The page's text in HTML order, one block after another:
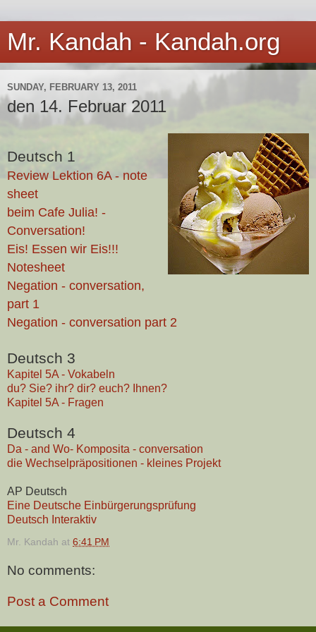
Mr. Kandah - Kandah.org
SUNDAY, FEBRUARY 13, 2011
den 14. Februar 2011
Deutsch 1
Review Lektion 6A - note
sheet
beim Cafe Julia! -
Conversation!
Eis! Essen wir Eis!!!
Notesheet
Negation - conversation,
part 1
Negation - conversation part 2
Deutsch 3
Kapitel 5A - Vokabeln
du? Sie? ihr? dir? euch? Ihnen?
Kapitel 5A - Fragen
Deutsch 4
Da - and Wo- Komposita - conversation
die Wechselpräpositionen - kleines Projekt
AP Deutsch
Eine Deutsche Einbürgerungsprüfung
Deutsch Interaktiv
Mr. Kandah at 6:41 PM
No comments:
Post a Comment